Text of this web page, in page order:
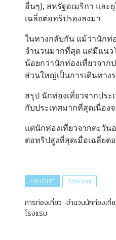
อื่นๆ), สหรัฐอเมริกา และ
เฉลี่ยต่อทริปรองลงมา
ในทางกลับกัน แม้ว่านักท่
จำนวนมากที่สุด แต่มีแน
น้อยกว่านักท่องเที่ยวจาก
ส่วนใหญ่เป็นการเดินทาง
สรุป นักท่องเที่ยวจากประ
กับประเทศมากที่สุดเนื่อ
แต่นักท่องเที่ยวจากตะวั
ต่อทริปสูงที่สุดเมื่อเฉลี่ยต่
HILIGHT Sharing
การท่องเที่ยว จำนวนนักท่องเที่
โรงแรม